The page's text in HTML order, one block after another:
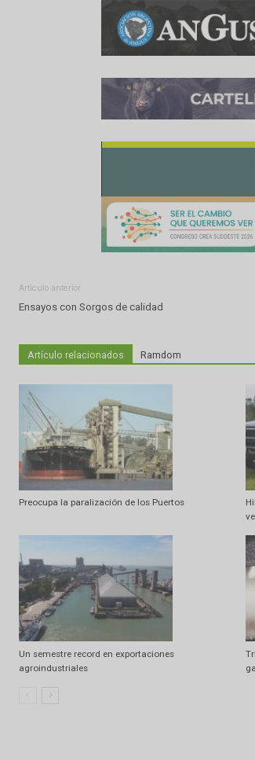
FacebookTwitter
Ensayos con Sorgos de calidad
Artículo relacionados